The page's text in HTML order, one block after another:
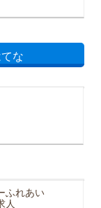
な
ふれあい
人